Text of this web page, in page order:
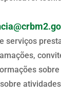
serviços